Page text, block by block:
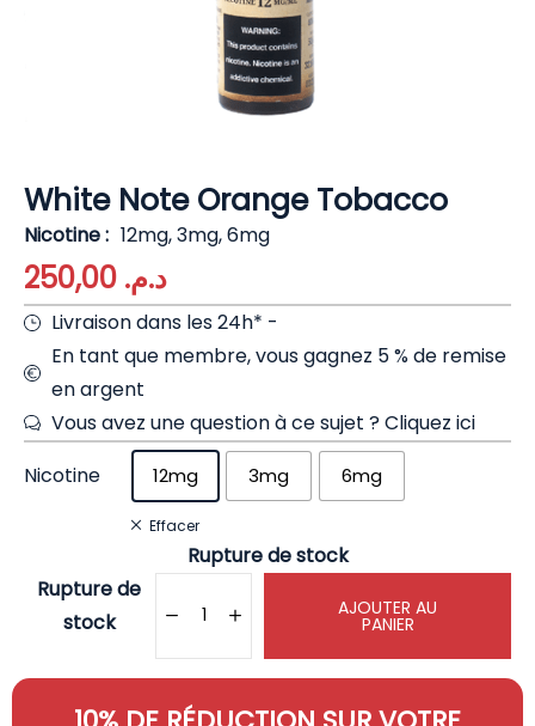
White Note Orange Tobacco
Nicotine 12mg, 3mg, 6mg
د.م.
Livraison dans les 24h* -
En tant que membre, vous gagnez 5 % de remise
en argent
Vous avez une question à ce sujet ?Cliquez ici
Nicotine
12mg 3mg 6mg
Effacer
Rupture de stock
Rupture de
stock
AJOUTER AU
PANIER